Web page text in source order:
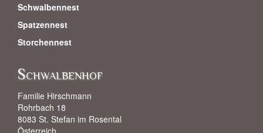
Schwalbennest
Spatzennest
Storchennest
Schwalbenhof
Familie Hirschmann
Rohrbach 18
8083 St. Stefan im Rosental
Österreich